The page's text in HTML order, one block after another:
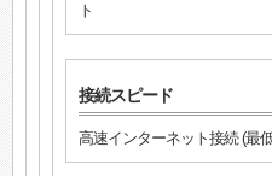
ト
接続スピード
高速インターネット接続 (最